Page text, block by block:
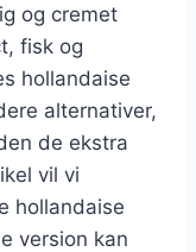
og cremet
fisk og
hollandaise
alternativer,
de ekstra
vil vi
hollandaise
version kan